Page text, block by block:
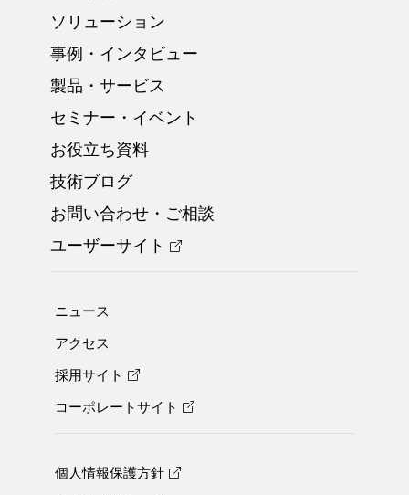
ソリューション
事例・インタビュー
製品・サービス
セミナー・イベント
お役立ち資料
技術ブログ
お問い合わせ・ご相談
ユーザーサイト
ニュース
アクセス
採用サイト
コーポレートサイト
個人情報保護方針